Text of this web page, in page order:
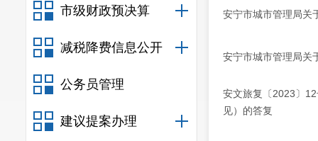
市级财政预决算
减税降费信息公开
公务员管理
建议提案办理
安宁市城市管理局关
安宁市城市管理局关
安文旅复〔2023〕
见）的答复